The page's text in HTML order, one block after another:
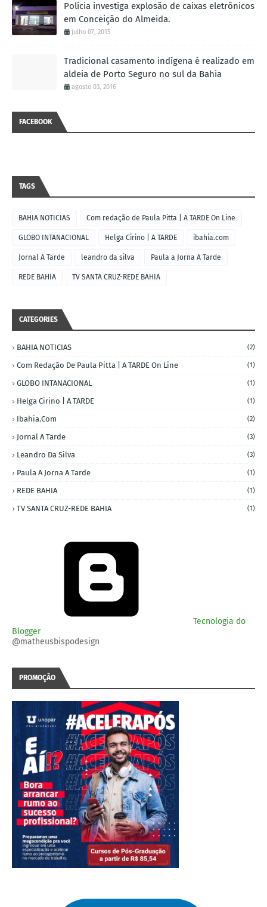
Polícia investiga explosão de caixas eletrônicos
em Conceição do Almeida.
julho 07, 2015
Tradicional casamento indígena é realizado em
aldeia de Porto Seguro no sul da Bahia
agosto 03, 2016
FACEBOOK
TAGS
BAHIA NOTICIAS Com redação de Paula Pitta | A TARDE On Line
GLOBO INTANACIONAL Helga Cirino | A TARDE ibahia.com
Jornal A Tarde leandro da silva Paula a Jorna A Tarde
REDE BAHIA TV SANTA CRUZ-REDE BAHIA
CATEGORIES
BAHIA NOTICIAS (2)
Com Redação De Paula Pitta | A TARDE On Line (1)
GLOBO INTANACIONAL (1)
Helga Cirino | A TARDE (1)
Ibahia.com (2)
Jornal A Tarde (3)
Leandro Da Silva (3)
Paula A Jorna A Tarde (1)
REDE BAHIA (1)
TV SANTA CRUZ-REDE BAHIA (1)
Tecnologia do
Blogger
@matheusbispodesign
PROMOÇÃO